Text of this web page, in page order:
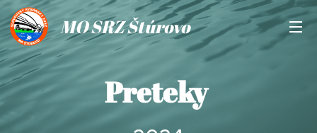
MO SRZ Štúrovo
Preteky